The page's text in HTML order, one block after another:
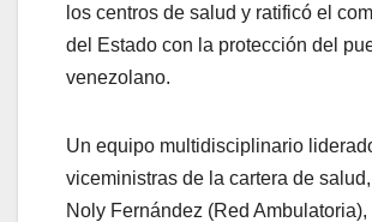
los centros de salud y ratificó el
del Estado con la protección del
venezolano.
Un equipo multidisciplinario
viceministras de la cartera de
Noly Fernández (Red Ambulatoria),